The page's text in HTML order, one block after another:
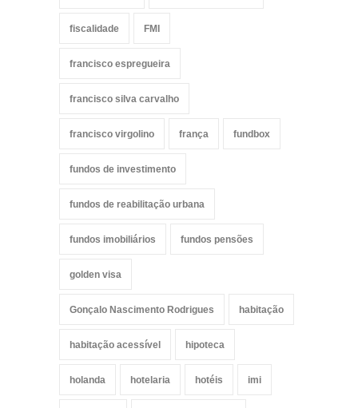
fiscalidade FMI
francisco espregueira
francisco silva carvalho
francisco virgolino frança fundbox
fundos de investimento
fundos de reabilitação urbana
fundos imobiliários fundos pensões
golden visa
Gonçalo Nascimento Rodrigues habitação
habitação acessível hipoteca
holanda hotelaria hotéis imi